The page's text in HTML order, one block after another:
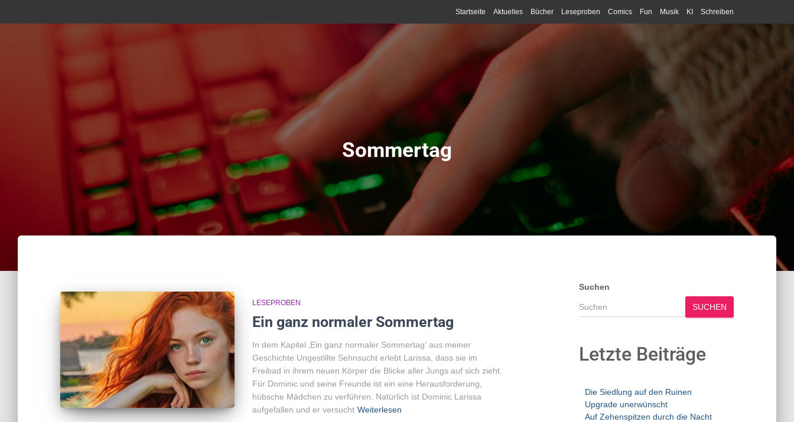
Startseite Aktuelles Bücher Leseproben Comics Fun Musik KI Schreiben
Sommertag
LESEPROBEN
Ein ganz normaler Sommertag
In dem Kapitel ‚Ein ganz normaler Sommertag‘ aus meiner
Geschichte Ungestillte Sehnsucht erlebt Larissa, dass sie im
Freibad in ihrem neuen Körper die Blicke aller Jungs auf sich zieht.
Für Dominic und seine Freunde ist ein eine Herausforderung,
hübsche Mädchen zu verführen. Natürlich ist Dominic Larissa
aufgefallen und er versucht Weiterlesen
Suchen
SUCHEN
Letzte Beiträge
Die Siedlung auf den Ruinen
Upgrade unerwünscht
Auf Zehenspitzen durch die Nacht